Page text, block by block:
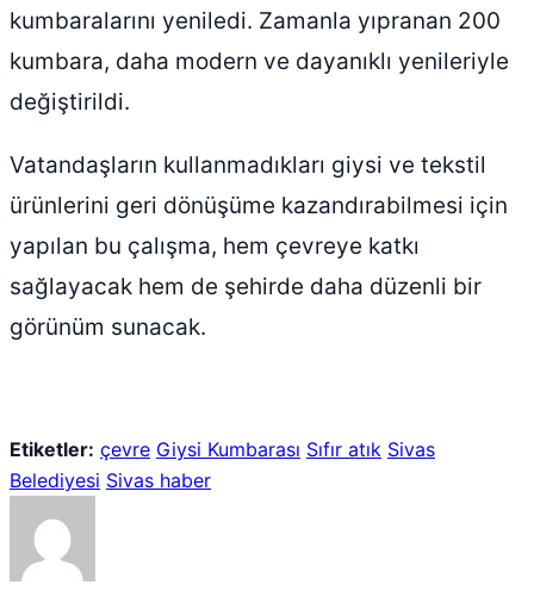
kumbaralarını yeniledi. Zamanla yıpranan 200
kumbara, daha modern ve dayanıklı yenileriyle
değiştirildi.
Vatandaşların kullanmadıkları giysi ve tekstil
ürünlerini geri dönüşüme kazandırabilmesi için
yapılan bu çalışma, hem çevreye katkı
sağlayacak hem de şehirde daha düzenli bir
görünüm sunacak.
Etiketler: çevre Giysi Kumbarası Sıfır atık Sivas
Belediyesi Sivas haber